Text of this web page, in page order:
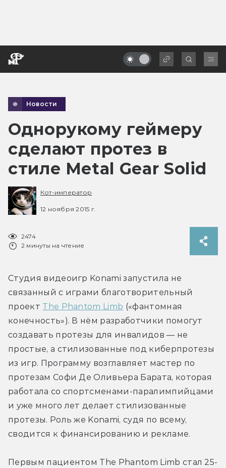
Новости
Однорукому геймеру
сделают протез в
стиле Metal Gear Solid
Кот-император
12 ноября 2015 г.
2474
2 минуты на чтение
Студия видеоигр Konami запустила не
связанный с играми благотворительный
проект The Phantom Limb («фантомная
конечность»). В нём разработчики помогут
создавать протезы для инвалидов — не
простые, а стилизованные под киберпротезы
из игр. Программу возглавляет мастер по
протезам Софи Де Оливьера Барата, которая
работала со спортсменами-паралимпийцами
и уже много лет делает стилизованные
протезы. Роль же Konami, судя по всему,
сводится к финансированию и рекламе.
Первым пациентом The Phantom Limb стал 25-